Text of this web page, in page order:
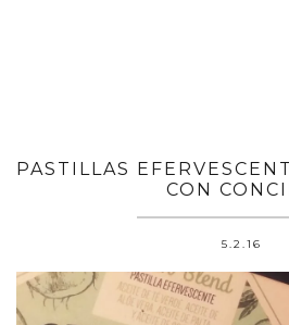
PASTILLAS
CON
5.2.16